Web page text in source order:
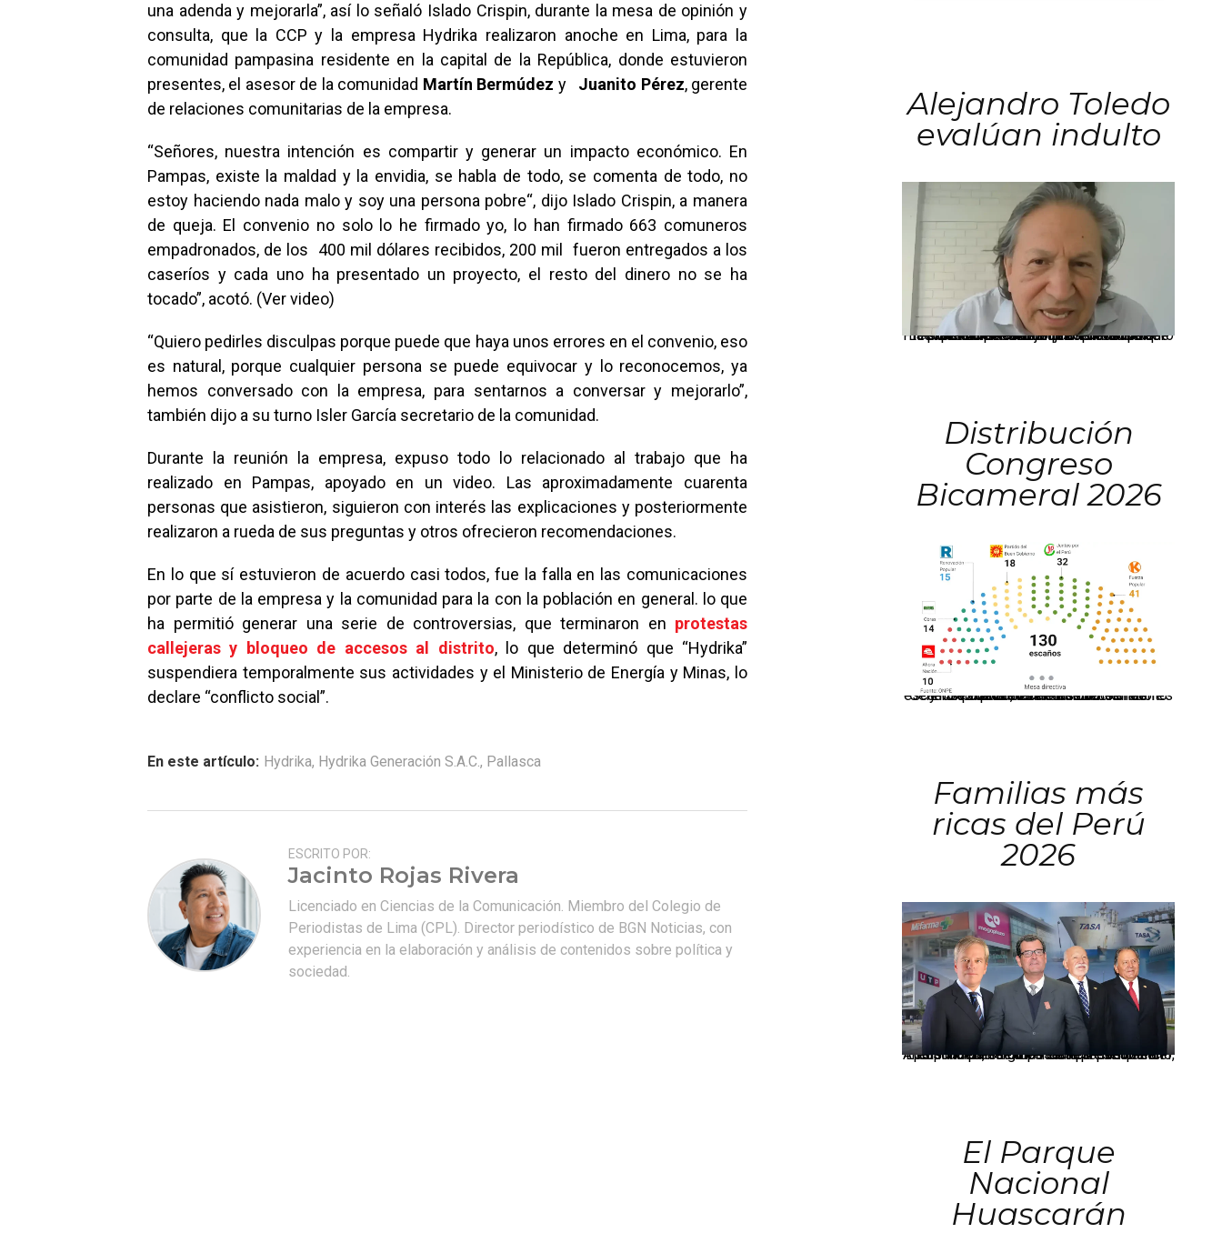
una adenda y mejorarla”, así lo señaló Islado Crispin, durante la mesa de opinión y
consulta, que la CCP y la empresa Hydrika realizaron anoche en Lima, para la
comunidad pampasina residente en la capital de la República, donde estuvieron
presentes, el asesor de la comunidad Martín Bermúdez y Juanito Pérez, gerente
de relaciones comunitarias de la empresa.
“Señores, nuestra intención es compartir y generar un impacto económico. En
Pampas, existe la maldad y la envidia, se habla de todo, se comenta de todo, no
estoy haciendo nada malo y soy una persona pobre“, dijo Islado Crispin, a manera
de queja. El convenio no solo lo he firmado yo, lo han firmado 663 comuneros
empadronados, de los 400 mil dólares recibidos, 200 mil fueron entregados a los
caseríos y cada uno ha presentado un proyecto, el resto del dinero no se ha
tocado”, acotó. (Ver video)
“Quiero pedirles disculpas porque puede que haya unos errores en el convenio, eso
es natural, porque cualquier persona se puede equivocar y lo reconocemos, ya
hemos conversado con la empresa, para sentarnos a conversar y mejorarlo”,
también dijo a su turno Isler García secretario de la comunidad.
Durante la reunión la empresa, expuso todo lo relacionado al trabajo que ha
realizado en Pampas, apoyado en un video. Las aproximadamente cuarenta
personas que asistieron, siguieron con interés las explicaciones y posteriormente
realizaron a rueda de sus preguntas y otros ofrecieron recomendaciones.
En lo que sí estuvieron de acuerdo casi todos, fue la falla en las comunicaciones
por parte de la empresa y la comunidad para la con la población en general. lo que
ha permitió generar una serie de controversias, que terminaron en protestas
callejeras y bloqueo de accesos al distrito, lo que determinó que “Hydrika”
suspendiera temporalmente sus actividades y el Ministerio de Energía y Minas, lo
declare “conflicto social”.
En este artículo: Hydrika, Hydrika Generación S.A.C., Pallasca
ESCRITO POR:
Jacinto Rojas Rivera
Licenciado en Ciencias de la Comunicación. Miembro del Colegio de
Periodistas de Lima (CPL). Director periodístico de BGN Noticias, con
experiencia en la elaboración y análisis de contenidos sobre política y
sociedad.
Alejandro Toledo
evalúan indulto
La presidenta Keiko Fujimori informó que la solicitud de indulto presentada por el expresidente Alejandro Toledo será evaluada por la Comisión de Gracias Presidenciales conforme al procedimiento establecido.
Distribución
Congreso
Bicameral 2026
El JNE oficializó la distribución de escaños para la elección de 60 senadores y 130 diputados en las Elecciones Generales 2026, tras el restablecimiento de la Bicameralidad.
Familias más
ricas del Perú
2026
Los principales grupos empresariales del país mantienen una fuerte presencia en Áncash mediante inversiones en comercio, educación, salud e industria pesquera.
El Parque
Nacional
Huascarán